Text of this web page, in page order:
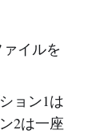
イルを
ョン1は
2は一座